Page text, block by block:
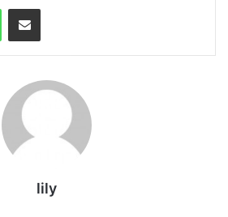
WhatsAppE-Posta ile paylaş
lily